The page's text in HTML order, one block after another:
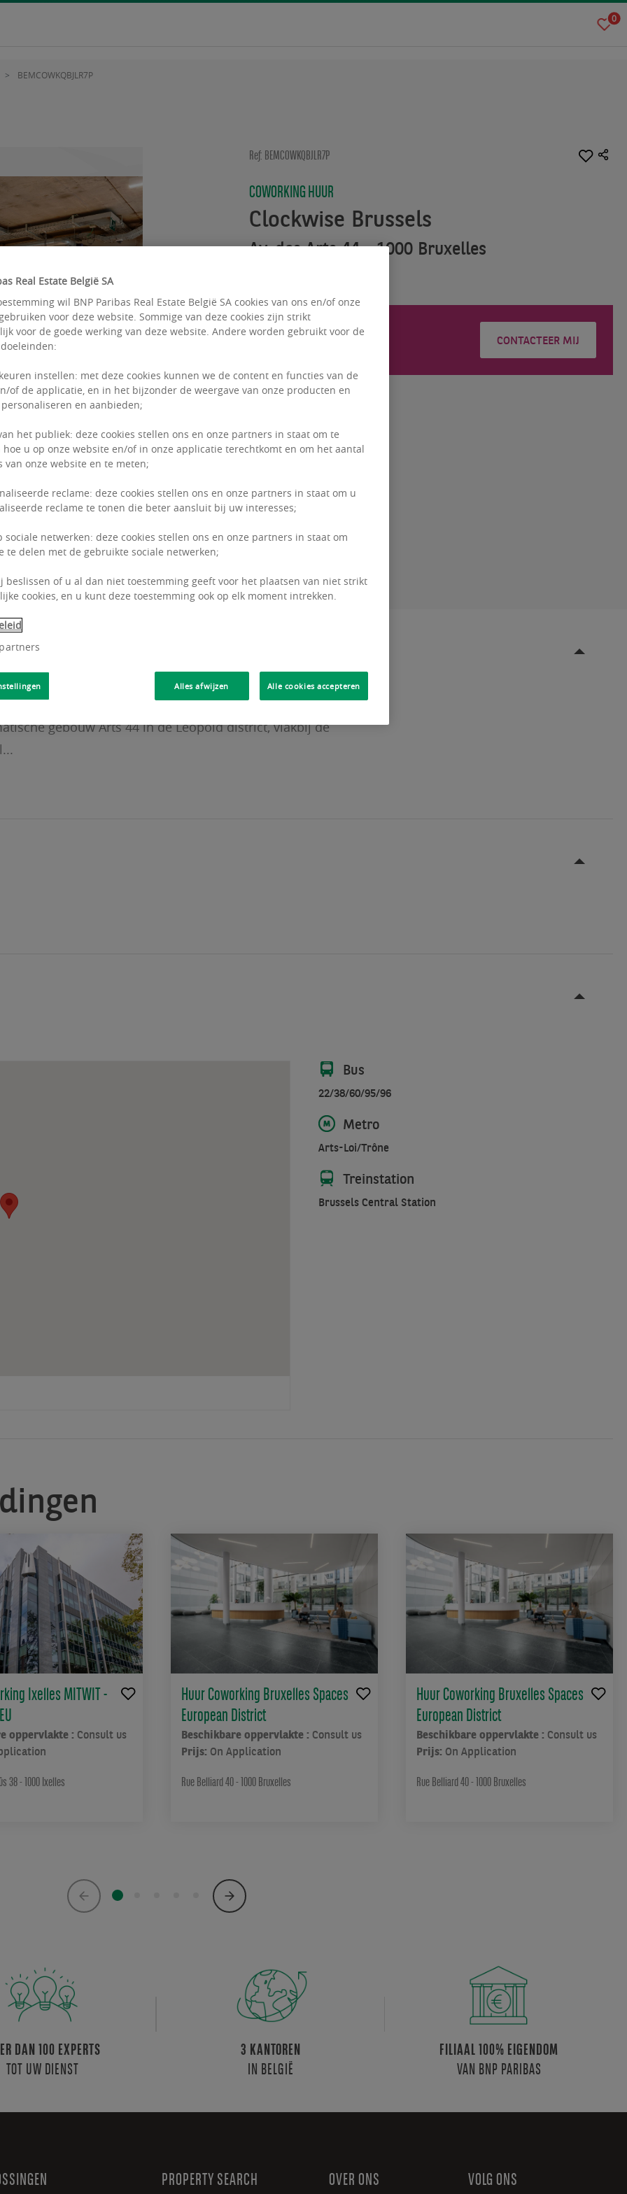
0
BEMCOWKQBJLR7P
Ref: BEMCOWKQBJLR7P
COWORKING HUUR
Clockwise Brussels
Av. des Arts 44 - 1000 Bruxelles
AnettGYEBNAR CONTACTEER MIJ
gebouw Arts 44 in de Leopold district, vlakbij de
Bus
22/38/60/95/96
Metro
Arts-Loi/Trône
Treinstation
Brussels Central Station
Ixelles MITWIT -
oppervlakte : Consult us
38 - 1000 Ixelles
Huur Coworking Bruxelles Spaces
European District
Beschikbare oppervlakte : Consult us
Prijs: On Application
Rue Belliard 40 - 1000 Bruxelles
Huur Coworking Bruxelles Spaces
European District
Beschikbare oppervlakte : Consult us
Prijs: On Application
Rue Belliard 40 - 1000 Bruxelles
DAN 100 EXPERTS
TOT UW DIENST
3 KANTOREN
IN BELGIË
FILIAAL 100% EIGENDOM
VAN BNP PARIBAS
PROPERTY SEARCH OVER ONS VOLG ONS
Real Estate België SA
wil BNP Paribas Real Estate België SA cookies van ons en/of onze
voor deze website. Sommige van deze cookies zijn strikt
voor de goede werking van deze website. Andere worden gebruikt voor de
instellen: met deze cookies kunnen we de content en functies van de
of de applicatie, en in het bijzonder de weergave van onze producten en
en aanbieden;
het publiek: deze cookies stellen ons en onze partners in staat om te
u op onze website en/of in onze applicatie terechtkomt en om het aantal
van onze website en te meten;
reclame: deze cookies stellen ons en onze partners in staat om u
reclame te tonen die beter aansluit bij uw interesses;
sociale netwerken: deze cookies stellen ons en onze partners in staat om
te delen met de gebruikte sociale netwerken;
beslissen of u al dan niet toestemming geeft voor het plaatsen van niet strikt
cookies, en u kunt deze toestemming ook op elk moment intrekken.
Alles afwijzen Alle cookies accepteren